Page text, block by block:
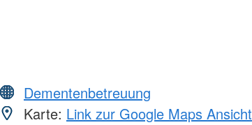
Dementenbetreuung
Karte: Link zur Google Maps Ansicht